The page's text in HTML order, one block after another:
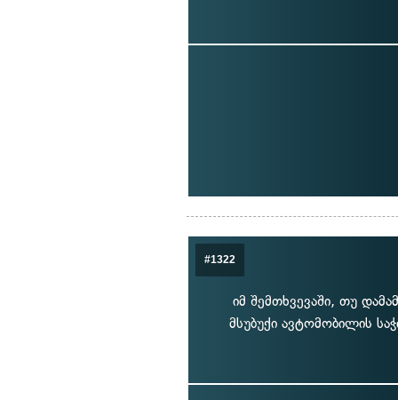
#1322
იმ შემთხვევაში, თუ
მსუბუქი ავტომობილის